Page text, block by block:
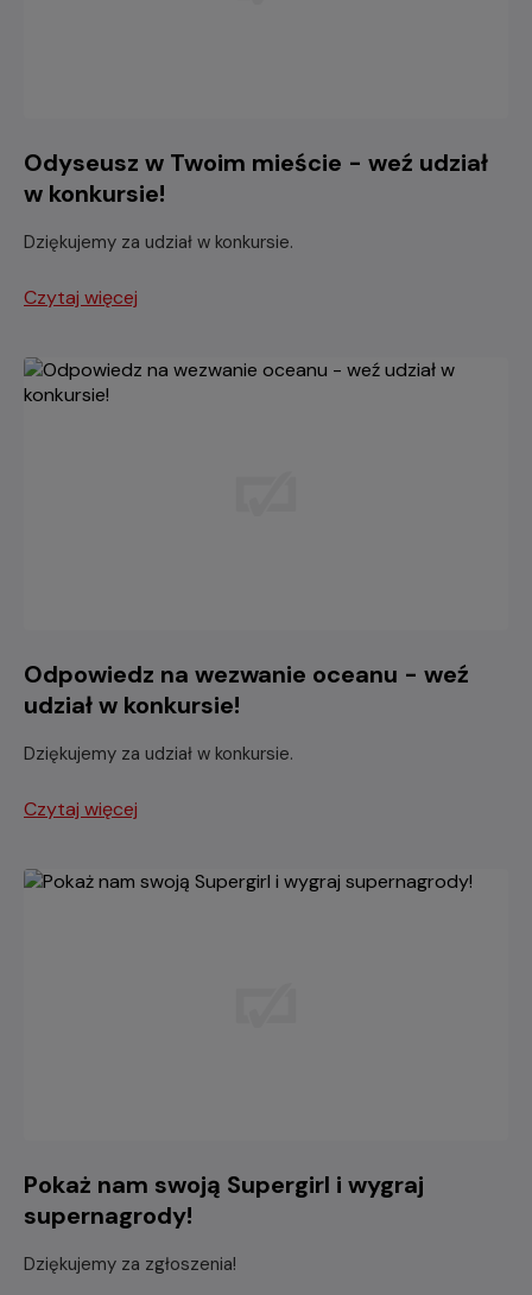
Odyseusz w Twoim mieście - weź udział
w konkursie!
Dziękujemy za udział w konkursie.
Czytaj więcej
Odpowiedz na wezwanie oceanu - weź
udział w konkursie!
Dziękujemy za udział w konkursie.
Czytaj więcej
Pokaż nam swoją Supergirl i wygraj
supernagrody!
Dziękujemy za zgłoszenia!